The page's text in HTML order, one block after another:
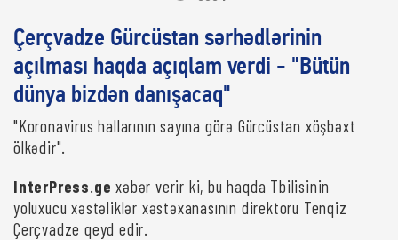
Çerçvadze Gürcüstan sərhədlərinin
açılması haqda açıqlam verdi - "Bütün
dünya bizdən danışacaq"
"Koronavirus hallarının sayına görə Gürcüstan xöşbəxt
ölkədir".
InterPress.ge xəbər verir ki, bu haqda Tbilisinin
yoluxucu xəstəliklər xəstəxanasının direktoru Tenqiz
Çerçvadze qeyd edir.